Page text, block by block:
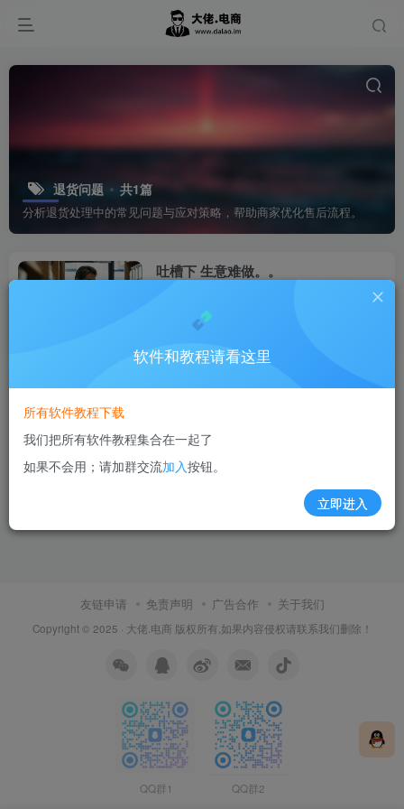
退货问题 共1篇
分析退货处理中的常见问题与应对策略，帮助商家优化售后流程。
吐槽下 生意难做。。
国内电商
友链申请 免责声明 广告合作 关于我们
Copyright © 2025 · 大佬.电商 版权所有,如果内容侵权请联系我们删除！
QQ群1 QQ群2
软件和教程请看这里
所有软件教程下载
我们把所有软件教程集合在一起了
如果不会用；请加群交流加入按钮。
立即进入